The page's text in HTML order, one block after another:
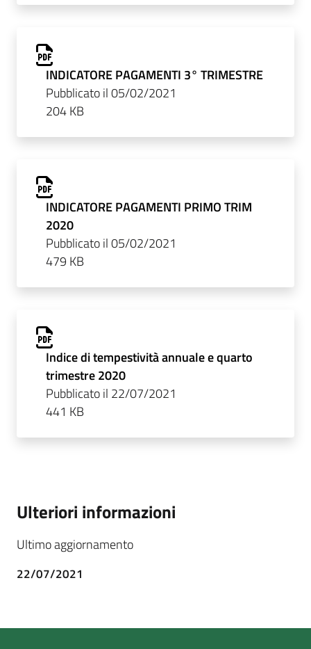
INDICATORE PAGAMENTI 3° TRIMESTRE
Pubblicato il 05/02/2021
204 KB
INDICATORE PAGAMENTI PRIMO TRIM
2020
Pubblicato il 05/02/2021
479 KB
Indice di tempestività annuale e quarto
trimestre 2020
Pubblicato il 22/07/2021
441 KB
Ulteriori informazioni
Ultimo aggiornamento
22/07/2021